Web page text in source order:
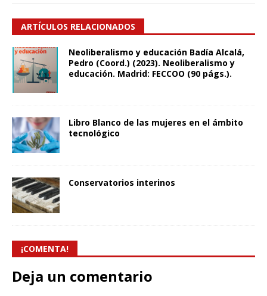
ARTÍCULOS RELACIONADOS
Neoliberalismo y educación Badía Alcalá,
Pedro (Coord.) (2023). Neoliberalismo y
educación. Madrid: FECCOO (90 págs.).
Libro Blanco de las mujeres en el ámbito
tecnológico
Conservatorios interinos
¡COMENTA!
Deja un comentario